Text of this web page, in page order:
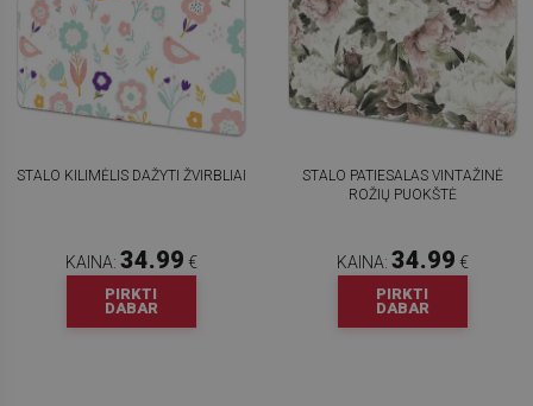
STALO KILIMĖLIS DAŽYTI ŽVIRBLIAI
KAINA: 34.99 €
PIRKTI
DABAR
STALO PATIESALAS VINTAŽINĖ
ROŽIŲ PUOKŠTĖ
KAINA: 34.99 €
PIRKTI
DABAR